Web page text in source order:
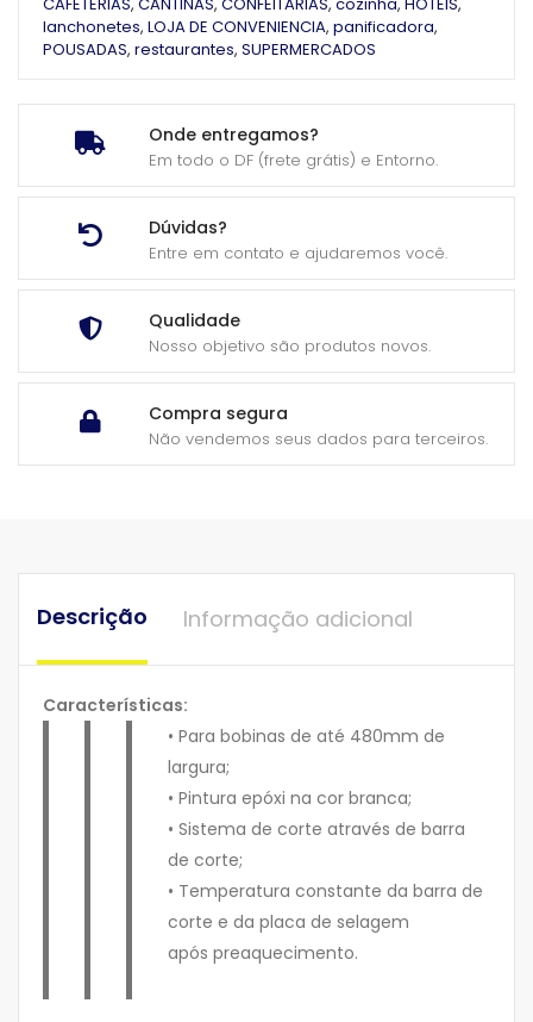
Onde entregamos?
Em todo o DF (frete grátis) e Entorno.
Dúvidas?
Entre em contato e ajudaremos você.
Qualidade
Nosso objetivo são produtos novos.
Compra segura
Não vendemos seus dados para terceiros.
lanchonetes, LOJA DE CONVENIENCIA, panificadora,
POUSADAS, restaurantes, SUPERMERCADOS
Descrição Informação adicional
Características:
• Para bobinas de até 480mm de
largura;
• Pintura epóxi na cor branca;
• Sistema de corte através de barra
de corte;
• Temperatura constante da barra de
corte e da placa de selagem
após preaquecimento.